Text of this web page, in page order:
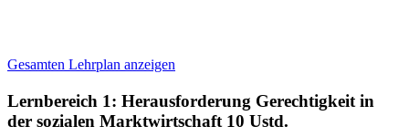
Gesamten Lehrplan anzeigen
Lernbereich 1: Herausforderung Gerechtigkeit in
der sozialen Marktwirtschaft 10 Ustd.